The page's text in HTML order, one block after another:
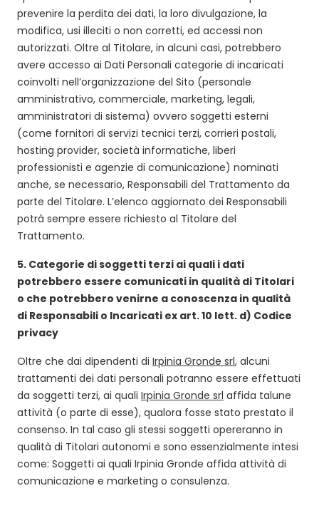
prevenire la perdita dei dati, la loro divulgazione, la
modifica, usi illeciti o non corretti, ed accessi non
autorizzati. Oltre al Titolare, in alcuni casi, potrebbero
avere accesso ai Dati Personali categorie di incaricati
coinvolti nell’organizzazione del Sito (personale
amministrativo, commerciale, marketing, legali,
amministratori di sistema) ovvero soggetti esterni
(come fornitori di servizi tecnici terzi, corrieri postali,
hosting provider, società informatiche, liberi
professionisti e agenzie di comunicazione) nominati
anche, se necessario, Responsabili del Trattamento da
parte del Titolare. L’elenco aggiornato dei Responsabili
potrà sempre essere richiesto al Titolare del
Trattamento.
5. Categorie di soggetti terzi ai quali i dati
potrebbero essere comunicati in qualità di Titolari
o che potrebbero venirne a conoscenza in qualità
di Responsabili o Incaricati ex art. 10 lett. d) Codice
privacy
Oltre che dai dipendenti di Irpinia Gronde srl, alcuni
trattamenti dei dati personali potranno essere effettuati
da soggetti terzi, ai quali Irpinia Gronde srl affida talune
attività (o parte di esse), qualora fosse stato prestato il
consenso. In tal caso gli stessi soggetti opereranno in
qualità di Titolari autonomi e sono essenzialmente intesi
come: Soggetti ai quali Irpinia Gronde affida attività di
comunicazione e marketing o consulenza.